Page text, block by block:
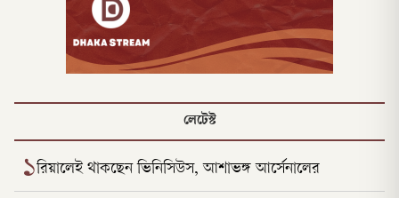
লেটেস্ট
১রিয়ালেই থাকছেন ভিনিসিউস, আশাভঙ্গ আর্সেনালের